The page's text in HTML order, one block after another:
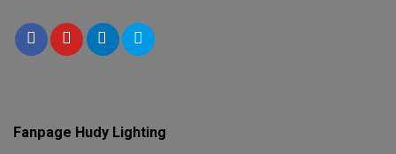
Fanpage Hudy Lighting